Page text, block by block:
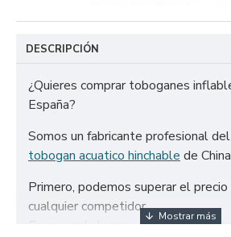
DESCRIPCIÓN
¿Quieres comprar toboganes
España?
Somos un fabricante profesional
tobogan acuatico hinchable de
Primero, podemos superar el
cualquier competidor.
En segundo lugar, solo utilizamos